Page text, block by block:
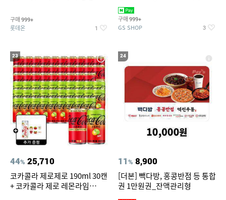
구매 999+
롯데온 1
구매 999+
GS SHOP 3
23
44% 25,710
코카콜라 제로제로 190ml 30캔
+ 코카콜라 제로 레몬라임
24
11% 8,900
[더본] 빽다방, 홍콩반점 등 통합
권 1만원권_잔액관리형